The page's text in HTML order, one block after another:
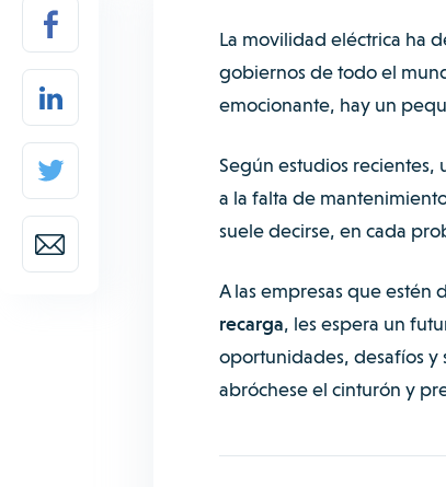
La movilidad eléctrica ha
gobiernos de todo el
emocionante, hay un
Según estudios recientes,
a la falta de
suele decirse, en cada
A las empresas que estén
recarga, les espera un
oportunidades, desafíos y
abróchese el cinturón y